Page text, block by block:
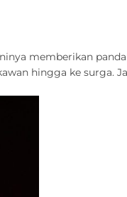
memberikan
hingga ke surga.